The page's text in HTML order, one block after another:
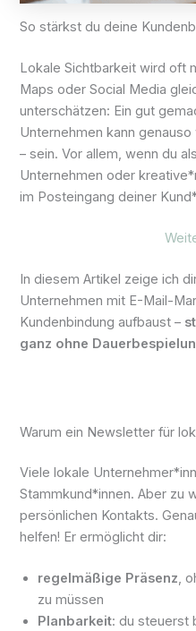
So stärkst du deine
Lokale Sichtbarkeit wird oft
Maps oder Social Media
unterschätzen: Ein gut
Unternehmen kann
– sein. Vor allem, wenn du
Unternehmen oder
im Posteingang deiner
In diesem Artikel zeige ich
Unternehmen mit E-Mail-
Kundenbindung aufbaust –
ganz ohne
Warum ein Newsletter für
Viele lokale
Stammkund*innen. Aber zu
persönlichen Kontakts.
helfen! Er ermöglicht dir:
regelmäßige Präsenz,
zu müssen
Planbarkeit: du steuerst